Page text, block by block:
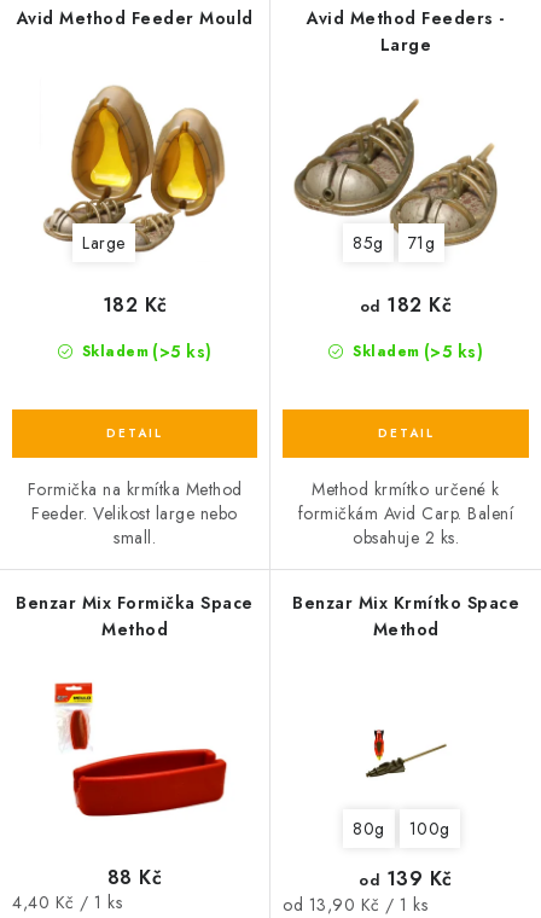
p
íAvid Method Feeder Mould
Large
Skladem (>5 ks)
182 Kč
Formička na krmítka Method
Feeder. Velikost large nebo
small.
Avid Method Feeders -
Large
85g 71g
Skladem (>5 ks)
od 182 Kč
Method krmítko určené k
formičkám Avid Carp. Balení
obsahuje 2 ks.
Benzar Mix Formička Space
Method
88 Kč
Měrná
4,40 Kč / 1 ks
Benzar Mix Krmítko Space
Method
80g 100g
od 139 Kč
Měrná
od 13,90 Kč / 1 ks